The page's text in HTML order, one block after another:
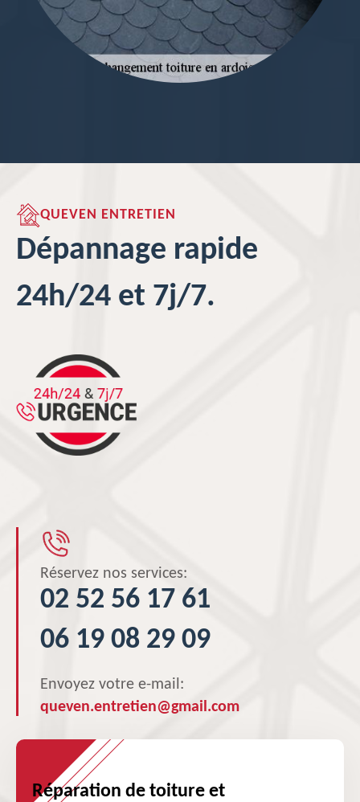
QUEVEN ENTRETIEN
Dépannage rapide
24h/24 et 7j/7.
Réservez nos services:
02 52 56 17 61
06 19 08 29 09
Envoyez votre e-mail:
queven.entretien@gmail.com
Réparation de toiture et